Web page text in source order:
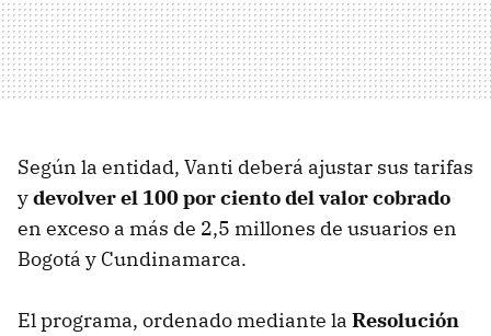
Según la entidad, Vanti deberá ajustar sus tarifas
ydevolver el 100 por ciento del valor cobrado
en exceso a más de 2,5 millones de usuarios en
Bogotá y Cundinamarca.
El programa, ordenado mediante la Resolución